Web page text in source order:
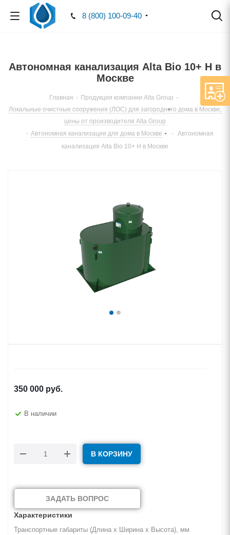
8 (800) 100-09-40
Автономная канализация Alta Bio 10+ Н в
Москве
Главная - Продукция компании Alta Group -
Локальные очистные сооружения (ЛОС) для загородного дома в Москве,
цены от производителя Alta Group
- Автономная канализация для дома в Москве -
Автономная
канализация Alta Bio 10+ Н в Москве
350 000 руб.
В наличии
В КОРЗИНУ
ЗАДАТЬ ВОПРОС
Характеристики
Транспортные габариты (Длина х Ширина х Высота), мм